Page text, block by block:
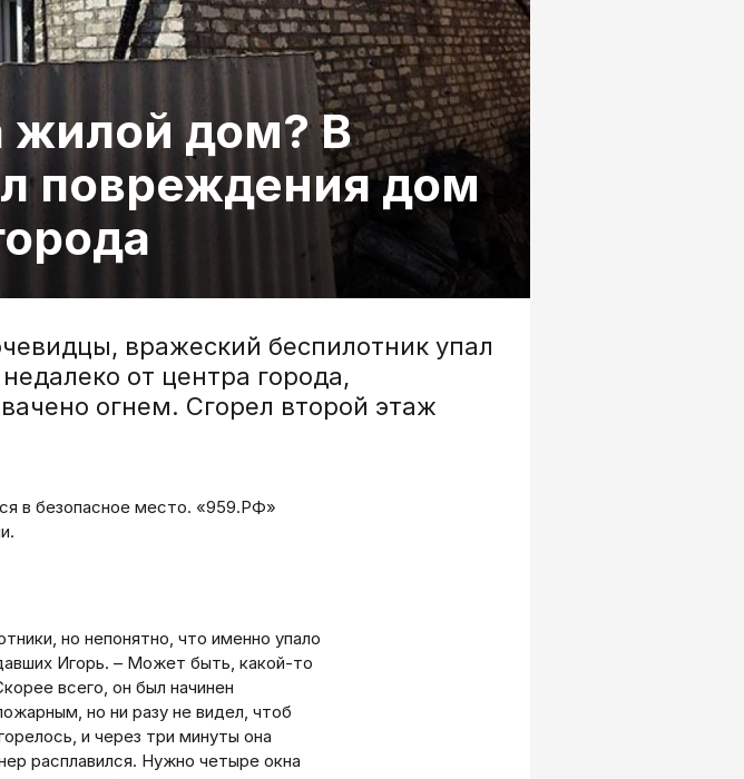
жилой дом? В
повреждения дом
вражеский беспилотник упал
от центра города,
огнем. Сгорел второй этаж
в безопасное место. «959.РФ»
но непонятно, что именно упало
Игорь. – Может быть, какой-то
всего, он был начинен
но ни разу не видел, чтоб
и через три минуты она
расплавился. Нужно четыре окна